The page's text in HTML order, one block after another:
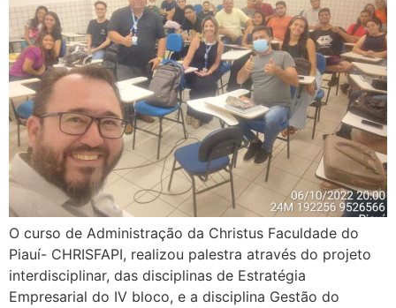
O curso de Administração da Christus Faculdade do
Piauí- CHRISFAPI, realizou palestra através do projeto
interdisciplinar, das disciplinas de Estratégia
Empresarial do IV bloco, e a disciplina Gestão do